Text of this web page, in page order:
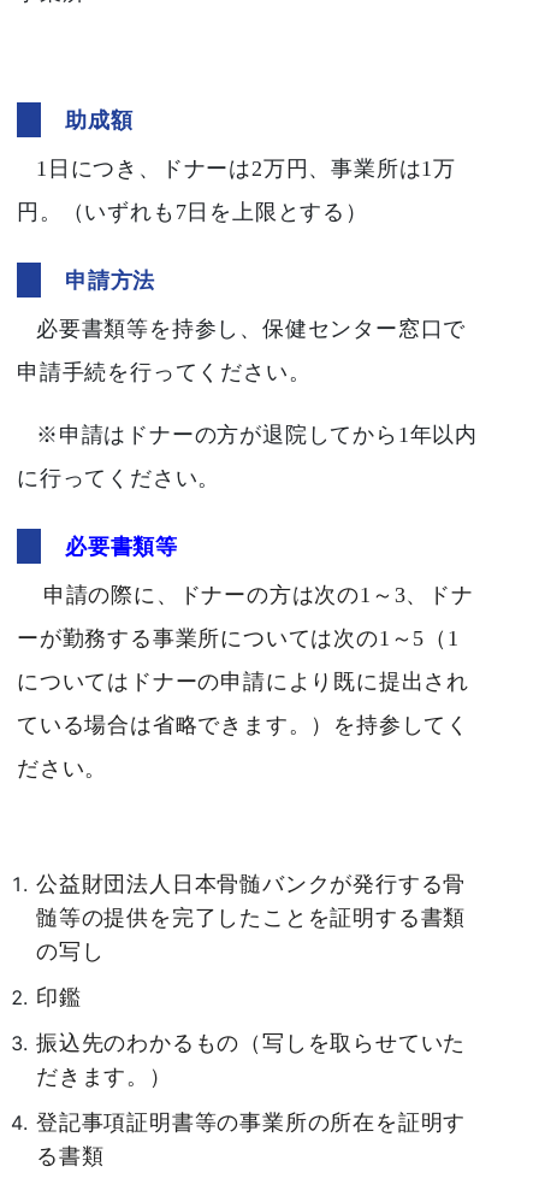
助成額
1日につき、ドナーは2万円、事業所は1万
円。（いずれも7日を上限とする）
申請方法
必要書類等を持参し、保健センター窓口で
申請手続を行ってください。
※申請はドナーの方が退院してから1年以内
に行ってください。
必要書類等
申請の際に、ドナーの方は次の1～3、ドナ
ーが勤務する事業所については次の1～5 （1
についてはドナーの申請により既に提出され
ている場合は省略できます。）を持参してく
ださい。
公益財団法人日本骨髄バンクが発行する骨
髄等の提供を完了したことを証明する書類
の写し
印鑑
振込先のわかるもの（写しを取らせていた
だきます。）
登記事項証明書等の事業所の所在を証明す
る書類